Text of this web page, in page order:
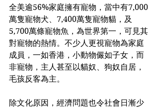
全美逾56%家庭擁有寵物，當中有7,000
萬隻寵物犬、7,400萬隻寵物貓，及
5,700萬條寵物魚，為世界第一，可見其
對寵物的熱情。不少人更視寵物為家庭
成員，一如香港，小動物儼如子女，而
非寵物，主人甚至以貓奴、狗奴自居，
毛孩反客為主。
除文化原因，經濟問題也令社會日漸少